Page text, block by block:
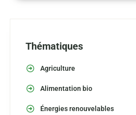
Thématiques
Agriculture
Alimentation bio
Énergies renouvelables